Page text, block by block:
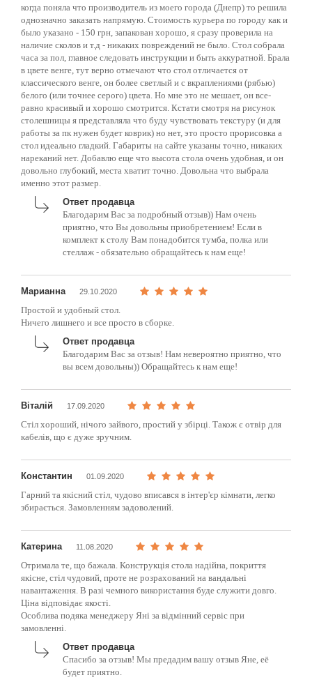
когда поняла что производитель из моего города (Днепр) то решила
однозначно заказать напрямую. Стоимость курьера по городу как и
было указано - 150 грн, запакован хорошо, я сразу проверила на
наличие сколов и т.д - никаких повреждений не было. Стол собрала
часа за пол, главное следовать инструкции и быть аккуратной. Брала
в цвете венге, тут верно отмечают что стол отличается от
классического венге, он более светлый и с вкраплениями (рябью)
белого (или точнее серого) цвета. Но мне это не мешает, он все-
равно красивый и хорошо смотрится. Кстати смотря на рисунок
столешницы я представляла что буду чувствовать текстуру (и для
работы за пк нужен будет коврик) но нет, это просто прорисовка а
стол идеально гладкий. Габариты на сайте указаны точно, никаких
нареканий нет. Добавлю еще что высота стола очень удобная, и он
довольно глубокий, места хватит точно. Довольна что выбрала
именно этот размер.
Ответ продавца
Благодарим Вас за подробный отзыв)) Нам очень
приятно, что Вы довольны приобретением! Если в
комплект к столу Вам понадобится тумба, полка или
стеллаж - обязательно обращайтесь к нам еще!
Марианна 29.10.2020
Простой и удобный стол.
Ничего лишнего и все просто в сборке.
Ответ продавца
Благодарим Вас за отзыв! Нам невероятно приятно, что
вы всем довольны)) Обращайтесь к нам еще!
Віталій 17.09.2020
Стіл хороший, нічого зайвого, простий у збірці. Також є отвір для
кабелів, що є дуже зручним.
Константин 01.09.2020
Гарний та якісний стіл, чудово вписався в інтер'єр кімнати, легко
збирається. Замовленням задоволений.
Катерина 11.08.2020
Отримала те, що бажала. Конструкція стола надійна, покриття
якісне, стіл чудовий, проте не розрахований на вандальні
навантаження. В разі чемного використання буде служити довго.
Ціна відповідає якості.
Особлива подяка менеджеру Яні за відмінний сервіс при
замовленні.
Ответ продавца
Спасибо за отзыв! Мы предадим вашу отзыв Яне, её
будет приятно.